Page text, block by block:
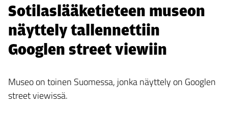
Sotilaslääketieteen museon
näyttely tallennettiin
Googlen street viewiin
Museo on toinen Suomessa, jonka näyttely on Googlen
street viewissä.